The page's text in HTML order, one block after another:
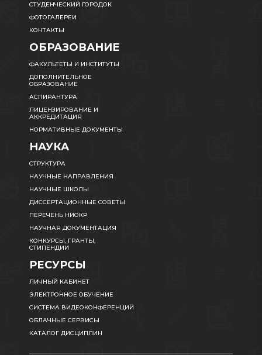
СТУДЕНЧЕСКИЙ ГОРОДОК
ФОТОГАЛЕРЕИ
КОНТАКТЫ
ОБРАЗОВАНИЕ
ФАКУЛЬТЕТЫ И ИНСТИТУТЫ
ДОПОЛНИТЕЛЬНОЕ
ОБРАЗОВАНИЕ
АСПИРАНТУРА
ЛИЦЕНЗИРОВАНИЕ И
АККРЕДИТАЦИЯ
НОРМАТИВНЫЕ ДОКУМЕНТЫ
НАУКА
СТРУКТУРА
НАУЧНЫЕ НАПРАВЛЕНИЯ
НАУЧНЫЕ ШКОЛЫ
ДИССЕРТАЦИОННЫЕ СОВЕТЫ
ПЕРЕЧЕНЬ НИОКР
НАУЧНАЯ ДОКУМЕНТАЦИЯ
КОНКУРСЫ, ГРАНТЫ,
СТИПЕНДИИ
РЕСУРСЫ
ЛИЧНЫЙ КАБИНЕТ
ЭЛЕКТРОННОЕ ОБУЧЕНИЕ
СИСТЕМА ВИДЕОКОНФЕРЕНЦИЙ
ОБЛАЧНЫЕ СЕРВИСЫ
КАТАЛОГ ДИСЦИПЛИН